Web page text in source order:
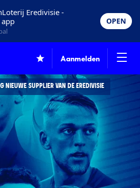
Eredivisie -
OPEN
Aanmelden
NIEUWE SUPPLIER VAN DE EREDIVISIE